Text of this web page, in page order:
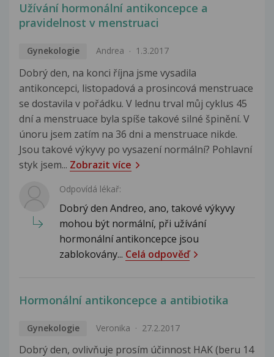
Užívání hormonální antikoncepce a
pravidelnost v menstruaci
Gynekologie Andrea 1.3.2017
Dobrý den, na konci října jsme vysadila
antikoncepci, listopadová a prosincová menstruace
se dostavila v pořádku. V lednu trval můj cyklus 45
dní a menstruace byla spíše takové silné špinění. V
únoru jsem zatím na 36 dni a menstruace nikde.
Jsou takové výkyvy po vysazení normální? Pohlavní
styk jsem... Zobrazit více
Odpovídá lékař:
Dobrý den Andreo, ano, takové výkyvy
mohou být normální, při užívání
hormonální antikoncepce jsou
zablokovány... Celá odpověď
Hormonální antikoncepce a antibiotika
Gynekologie Veronika 27.2.2017
Dobrý den, ovlivňuje prosím účinnost HAK (beru 14